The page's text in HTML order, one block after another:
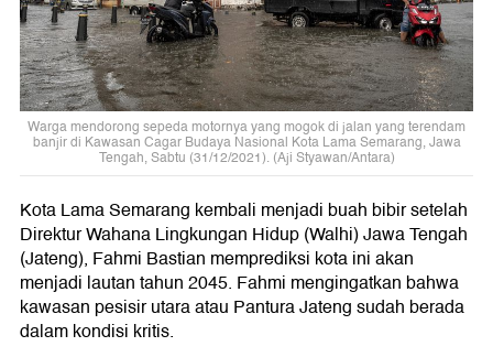
Warga mendorong sepeda motornya yang mogok di jalan yang terendam
banjir di Kawasan Cagar Budaya Nasional Kota Lama Semarang, Jawa
Tengah, Sabtu (31/12/2021). (Aji Styawan/Antara)
Kota Lama Semarang kembali menjadi buah bibir setelah
Direktur Wahana Lingkungan Hidup (Walhi) Jawa Tengah
(Jateng), Fahmi Bastian memprediksi kota ini akan
menjadi lautan tahun 2045. Fahmi mengingatkan bahwa
kawasan pesisir utara atau Pantura Jateng sudah berada
dalam kondisi kritis.